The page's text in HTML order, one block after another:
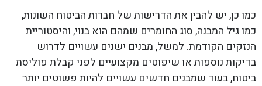
כמו כן, יש להבין את הדרישות של חברות הביטוח השונות,
כמו גיל המבנה, סוג החומרים שמהם הוא בנוי, והיסטוריית
הנזקים הקודמת. למשל, מבנים ישנים עשויים לדרוש
בדיקות נוספות או שיפוטים מקצועיים לפני קבלת פוליסת
ביטוח, בעוד שמבנים חדשים עשויים להיות פשוטים יותר